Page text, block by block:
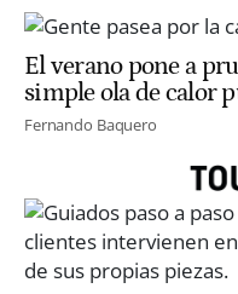
El verano pone a
simple ola de calor
Fernando Baquero